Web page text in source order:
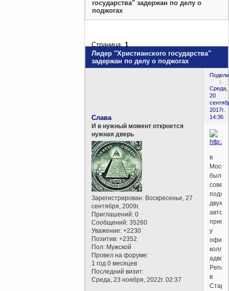
государства" задержан по делу о
поджогах
Лидер "Христианского государства"
задержан по делу о поджогах
Страница:1
1
Среда,
20
2017г.
14:36
Слава
И в нужный момент откроется
нужная дверь
Зарегистрирован: Воскресенье, 27
сентября, 2009г.
Приглашений: 0
Сообщений: 35260
Уважение: +2230
Позитив: +2352
Пол: Мужской
Провел на форуме:
1 год 0 месяцев
Последний визит:
Среда, 23 ноября, 2022г. 02:37
в
был
двух
у
офиса
в